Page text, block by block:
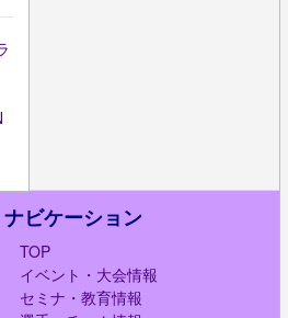
ナビケーション
TOP
イベント・大会情報
セミナ・教育情報